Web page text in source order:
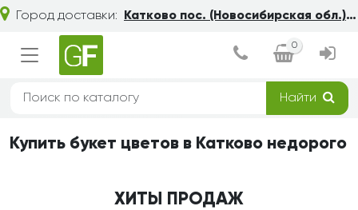
Город доставки: Катково пос. (Новосибирская обл.)
0
Найти
Купить букет цветов в Катково недорого
ХИТЫ ПРОДАЖ